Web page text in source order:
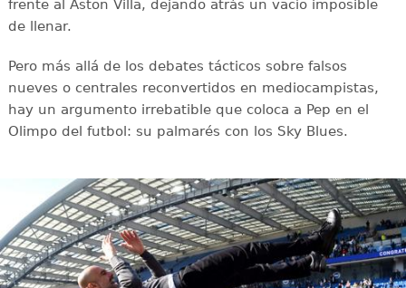
frente al Aston Villa, dejando atrás un vacío imposible
de llenar.
Pero más allá de los debates tácticos sobre falsos
nueves o centrales reconvertidos en mediocampistas,
hay un argumento irrebatible que coloca a Pep en el
Olimpo del futbol: su palmarés con los Sky Blues.